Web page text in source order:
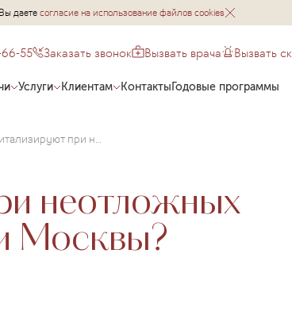
даетесогласие на использование файлов cookies
66-55 Заказать звонок Вызвать врача Вызвать
Услуги Клиентам КонтактыГодовые программы
Куда госпитализируют при неотложных состояниях за пределами Москвы?
неотложных
Москвы?